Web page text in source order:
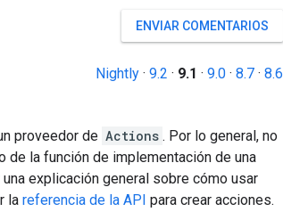
ENVIAR COMENTARIOS
Nightly · 9.2 · 9.1 · 9.0 · 8.7 · 8.6
proveedor de Actions . Por lo general, no
de la función de implementación de una
explicación general sobre cómo usar
la referencia de la API para crear acciones.